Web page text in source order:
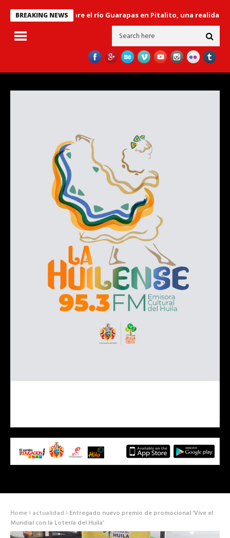
BREAKING NEWS
Libertador’ sobre el río Guarapas en Pitalito, una realidad en el
Home actualidad Entregado nuevo premio de promocional ‘Vive el
Mundial con la Lotería del Huila’